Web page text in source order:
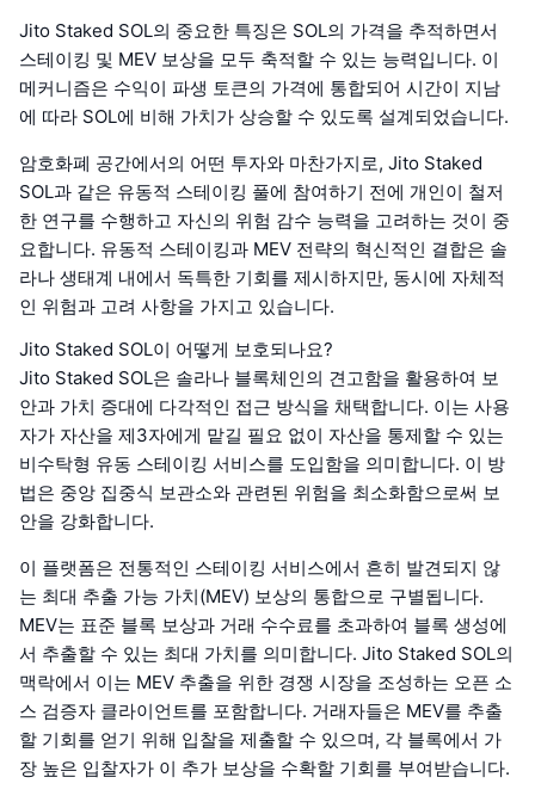
Jito Staked SOL의 중요한 특징은 SOL의 가격을 추적하면서
스테이킹 및 MEV 보상을 모두 축적할 수 있는 능력입니다. 이
메커니즘은 수익이 파생 토큰의 가격에 통합되어 시간이 지남
에 따라 SOL에 비해 가치가 상승할 수 있도록 설계되었습니다.
암호화폐 공간에서의 어떤 투자와 마찬가지로, Jito Staked
SOL과 같은 유동적 스테이킹 풀에 참여하기 전에 개인이 철저
한 연구를 수행하고 자신의 위험 감수 능력을 고려하는 것이 중
요합니다. 유동적 스테이킹과 MEV 전략의 혁신적인 결합은 솔
라나 생태계 내에서 독특한 기회를 제시하지만, 동시에 자체적
인 위험과 고려 사항을 가지고 있습니다.
Jito Staked SOL이 어떻게 보호되나요?
Jito Staked SOL은 솔라나 블록체인의 견고함을 활용하여 보
안과 가치 증대에 다각적인 접근 방식을 채택합니다. 이는 사용
자가 자산을 제3자에게 맡길 필요 없이 자산을 통제할 수 있는
비수탁형 유동 스테이킹 서비스를 도입함을 의미합니다. 이 방
법은 중앙 집중식 보관소와 관련된 위험을 최소화함으로써 보
안을 강화합니다.
이 플랫폼은 전통적인 스테이킹 서비스에서 흔히 발견되지 않
는 최대 추출 가능 가치(MEV) 보상의 통합으로 구별됩니다.
MEV는 표준 블록 보상과 거래 수수료를 초과하여 블록 생성에
서 추출할 수 있는 최대 가치를 의미합니다. Jito Staked SOL의
맥락에서 이는 MEV 추출을 위한 경쟁 시장을 조성하는 오픈 소
스 검증자 클라이언트를 포함합니다. 거래자들은 MEV를 추출
할 기회를 얻기 위해 입찰을 제출할 수 있으며, 각 블록에서 가
장 높은 입찰자가 이 추가 보상을 수확할 기회를 부여받습니다.